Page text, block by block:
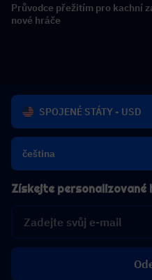
Průvodce přežitím pro kachní
nové hráče
SPOJENÉ STÁTY - USD
čeština
Získejte personalizované